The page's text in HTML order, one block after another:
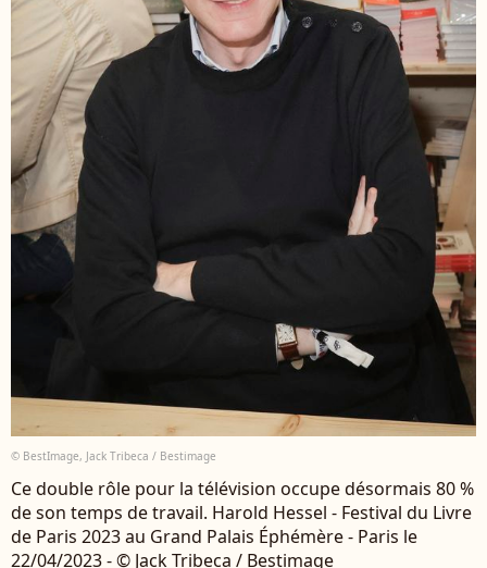
© BestImage, Jack Tribeca / Bestimage
Ce double rôle pour la télévision occupe désormais 80 %
de son temps de travail. Harold Hessel - Festival du Livre
de Paris 2023 au Grand Palais Éphémère - Paris le
22/04/2023 - © Jack Tribeca / Bestimage